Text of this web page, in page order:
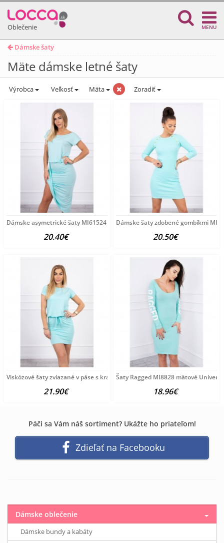
Oblečenie MENU
Dámske šaty
Mäte dámske letné šaty
Výrobca Veľkosť Mäta Zoradiť
Dámske asymetrické šaty MI61524 mätové Univerzálna
20.40€
Dámske šaty zdobené gombíkmi
20.50€
Viskózové šaty zviazané v páse s krátkym rukávom
21.90€
Šaty Ragged MI8828 mätové
18.96€
Páči sa Vám náš sortiment? Ukážte ho priateľom!
Zdieľať na Facebooku
Dámske oblečenie
Dámske bundy a kabáty